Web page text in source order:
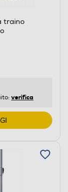
traino
verifica